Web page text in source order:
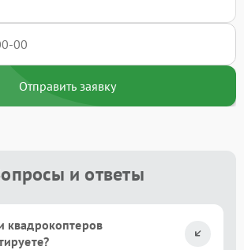
Отправить заявку
и ответы
квадрокоптеров